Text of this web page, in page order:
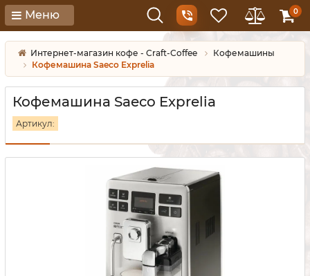
Меню 0
Интернет-магазин кофе - Craft-Coffee
Кофемашины
Кофемашина Saeco Exprelia
Кофемашина Saeco Exprelia
Артикул: